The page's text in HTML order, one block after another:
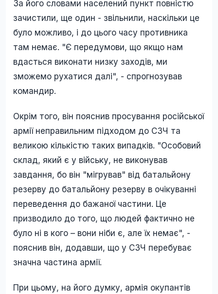
За його словами населений пункт повністю
зачистили, ще один - звільнили, наскільки це
було можливо, і до цього часу противника
там немає. "Є передумови, що якщо нам
вдасться виконати низку заходів, ми
зможемо рухатися далі", - спрогнозував
командир.
Окрім того, він пояснив просування російської
армії неправильним підходом до СЗЧ та
великою кількістю таких випадків. "Особовий
склад, який є у війську, не виконував
завдання, бо він "мігрував" від батальйону
резерву до батальйону резерву в очікуванні
переведення до бажаної частини. Це
призводило до того, що людей фактично не
було ні в кого – вони ніби є, але їх немає", -
пояснив він, додавши, що у СЗЧ перебуває
значна частина армії.
При цьому, на його думку, армія окупантів